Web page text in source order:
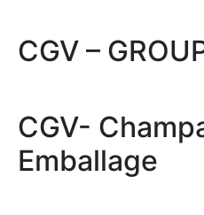
CGV –
CGV-
Emballage